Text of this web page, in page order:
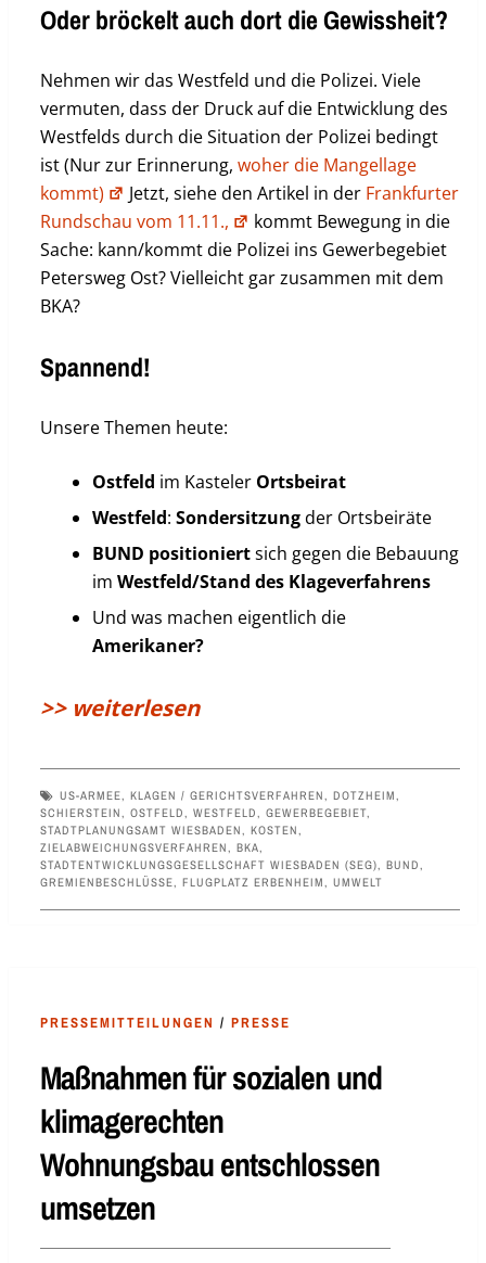
Oder bröckelt auch dort die Gewissheit?
Nehmen wir das Westfeld und die Polizei. Viele
vermuten, dass der Druck auf die Entwicklung des
Westfelds durch die Situation der Polizei bedingt
ist (Nur zur Erinnerung, woher die Mangellage
kommt)
Jetzt, siehe den Artikel in der Frankfurter
Rundschau vom 11.11.,
kommt Bewegung in die
Sache: kann/kommt die Polizei ins Gewerbegebiet
Petersweg Ost? Vielleicht gar zusammen mit dem
BKA?
Spannend!
Unsere Themen heute:
Ostfeld im Kasteler Ortsbeirat
Westfeld: Sondersitzungder Ortsbeiräte
BUND positioniertsich gegen die Bebauung
im Westfeld/Stand des Klageverfahrens
Und was machen eigentlich die
Amerikaner?
>> weiterlesen
US-ARMEE, KLAGEN / GERICHTSVERFAHREN, DOTZHEIM,
SCHIERSTEIN, OSTFELD, WESTFELD, GEWERBEGEBIET,
STADTPLANUNGSAMT WIESBADEN, KOSTEN,
ZIELABWEICHUNGSVERFAHREN, BKA,
STADTENTWICKLUNGSGESELLSCHAFT WIESBADEN (SEG), BUND,
GREMIENBESCHLÜSSE, FLUGPLATZ ERBENHEIM, UMWELT
PRESSEMITTEILUNGEN / PRESSE
Maßnahmen für sozialen und
klimagerechten
Wohnungsbau entschlossen
umsetzen